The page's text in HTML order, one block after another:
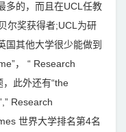
多的，而且在UCL任教
尔奖获得者;UCL为研
国其他大学很少能做到
， “ Research
此外还有“the
Research
世界大学排名第4名